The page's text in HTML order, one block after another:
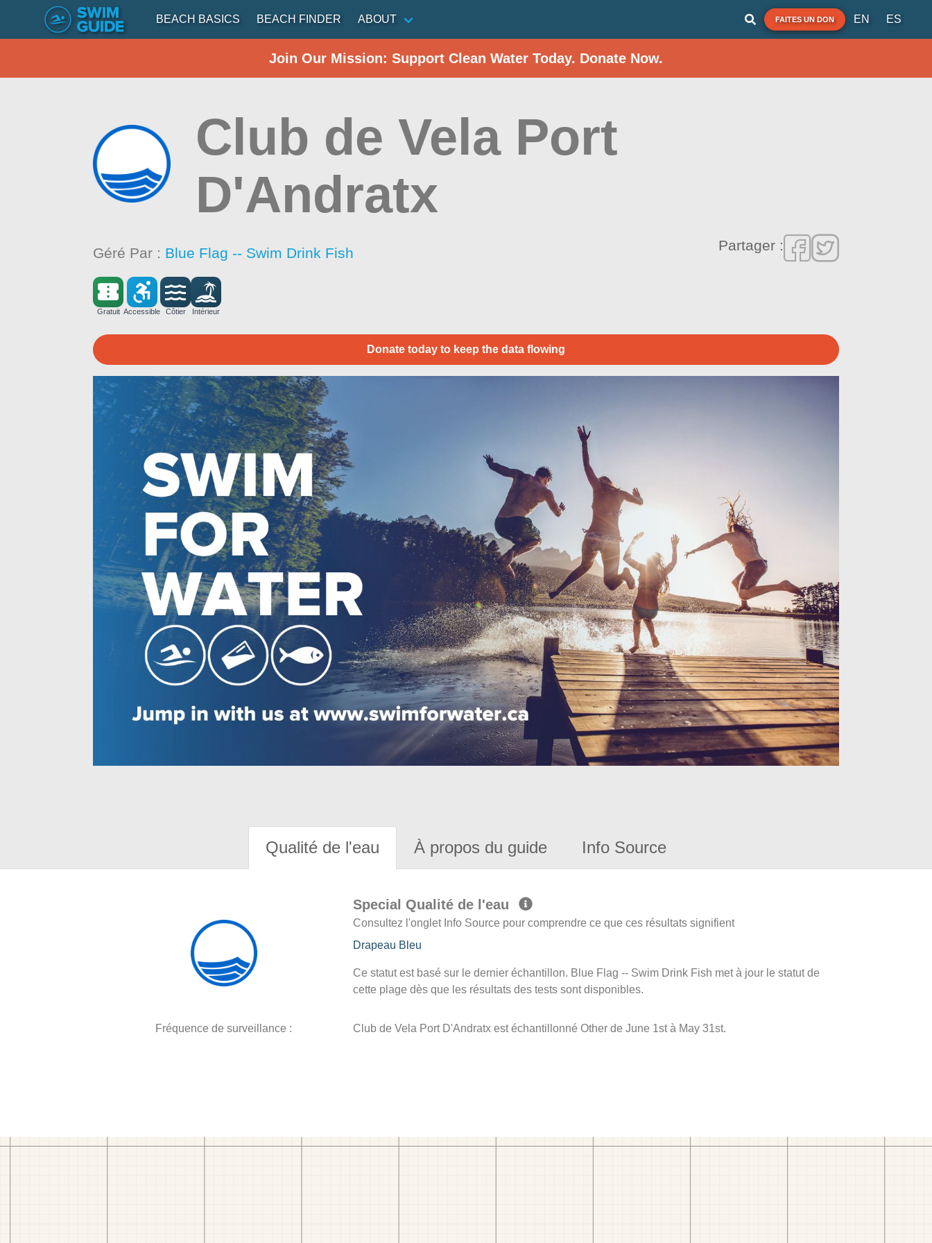
BEACH BASICS BEACH FINDER ABOUT FAITES UN DON EN ES
Join Our Mission: Support Clean Water Today. Donate Now.
Club de Vela Port
D'Andratx
Géré Par : Blue Flag -- Swim Drink Fish Partager :
Gratuit Accessible Côtier Intérieur
Donate today to keep the data flowing
Qualité de l'eau À propos du guide Info Source
Special Qualité de l'eau
Consultez l'onglet Info Source pour comprendre ce que ces résultats signifient
Drapeau Bleu
Ce statut est basé sur le dernier échantillon. Blue Flag -- Swim Drink Fish met à jour le statut de
cette plage dès que les résultats des tests sont disponibles.
Fréquence de surveillance : Club de Vela Port D'Andratx est échantillonné Other de June 1st à May 31st.